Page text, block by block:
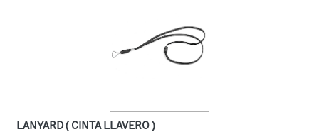
LANYARD ( CINTA LLAVERO )